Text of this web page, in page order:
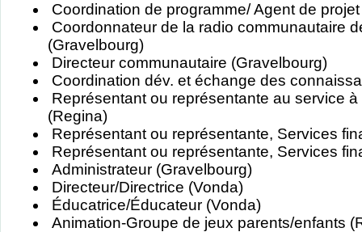
Coordination de programme/ Agent de
Coordonnateur de la radio communautaire
(Gravelbourg)
Directeur communautaire (Gravelbourg)
Coordination dév. et échange des
Représentant ou représentante au service
(Regina)
Représentant ou représentante, Services
Représentant ou représentante, Services
Administrateur (Gravelbourg)
Directeur/Directrice (Vonda)
Éducatrice/Éducateur (Vonda)
Animation-Groupe de jeux parents/enfants